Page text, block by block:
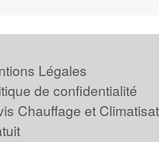
Légales
de confidentialité
Chauffage et